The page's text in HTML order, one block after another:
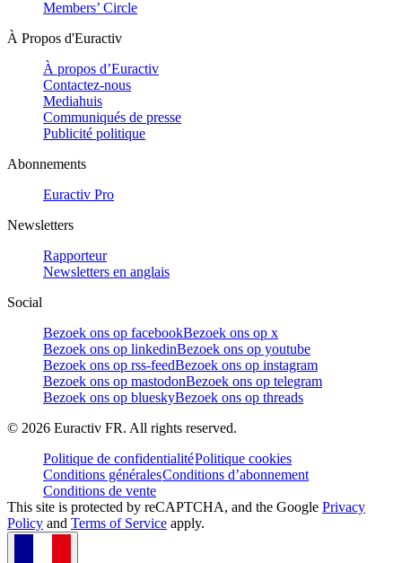
Members’ Circle
À Propos d'Euractiv
À propos d’Euractiv
Contactez-nous
Mediahuis
Communiqués de presse
Publicité politique
Abonnements
Euractiv Pro
Newsletters
Rapporteur
Newsletters en anglais
Social
Bezoek ons op facebookBezoek ons op x
Bezoek ons op linkedinBezoek ons op youtube
Bezoek ons op rss-feedBezoek ons op instagram
Bezoek ons op mastodonBezoek ons op telegram
Bezoek ons op blueskyBezoek ons op threads
© 2026 Euractiv FR. All rights reserved.
Politique de confidentialitéPolitique cookies
Conditions généralesConditions d’abonnement
Conditions de vente
This site is protected by reCAPTCHA, and the Google Privacy
Policy and Terms of Service apply.